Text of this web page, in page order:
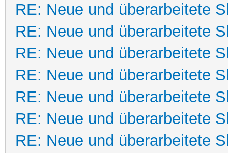
RE: Neue und überarbeitete
RE: Neue und überarbeitete
RE: Neue und überarbeitete
RE: Neue und überarbeitete
RE: Neue und überarbeitete
RE: Neue und überarbeitete
RE: Neue und überarbeitete